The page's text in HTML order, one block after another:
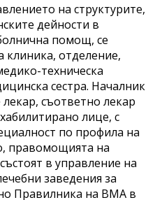
на структурите,
дейности в
помощ, се
отделение,
техническа
сестра. Началник
съответно лекар
лице, с
по профила на
правомощията на
в управление на
заведения за
Правилника на ВМА в